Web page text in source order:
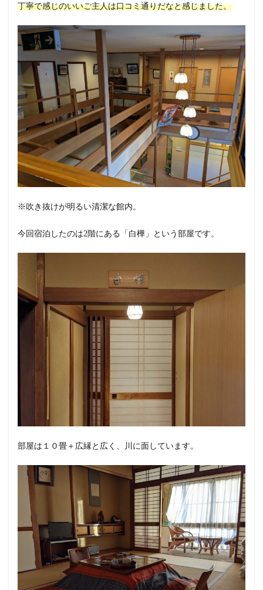
丁寧で感じのいいご主人は口コミ通りだなと感じました。
※吹き抜けが明るい清潔な館内。
今回宿泊したのは2階にある「白樺」という部屋です。
部屋は１０畳＋広縁と広く、川に面しています。